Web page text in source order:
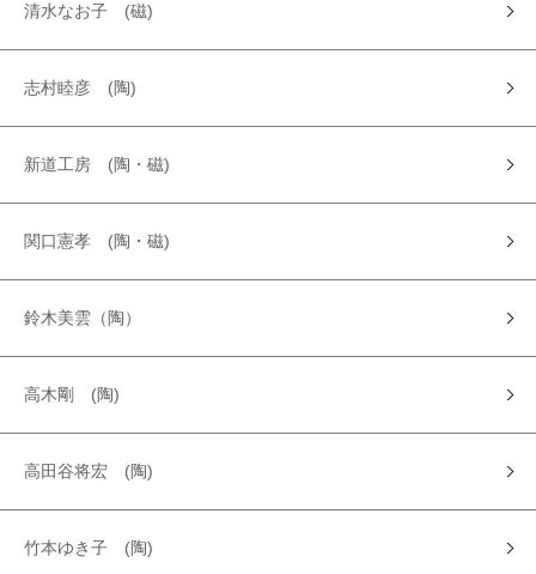
清水なお子 (磁)
志村睦彦 (陶)
新道工房 (陶・磁)
関口憲孝 (陶・磁)
鈴木美雲（陶）
高木剛 (陶)
高田谷将宏 (陶)
竹本ゆき子 (陶)